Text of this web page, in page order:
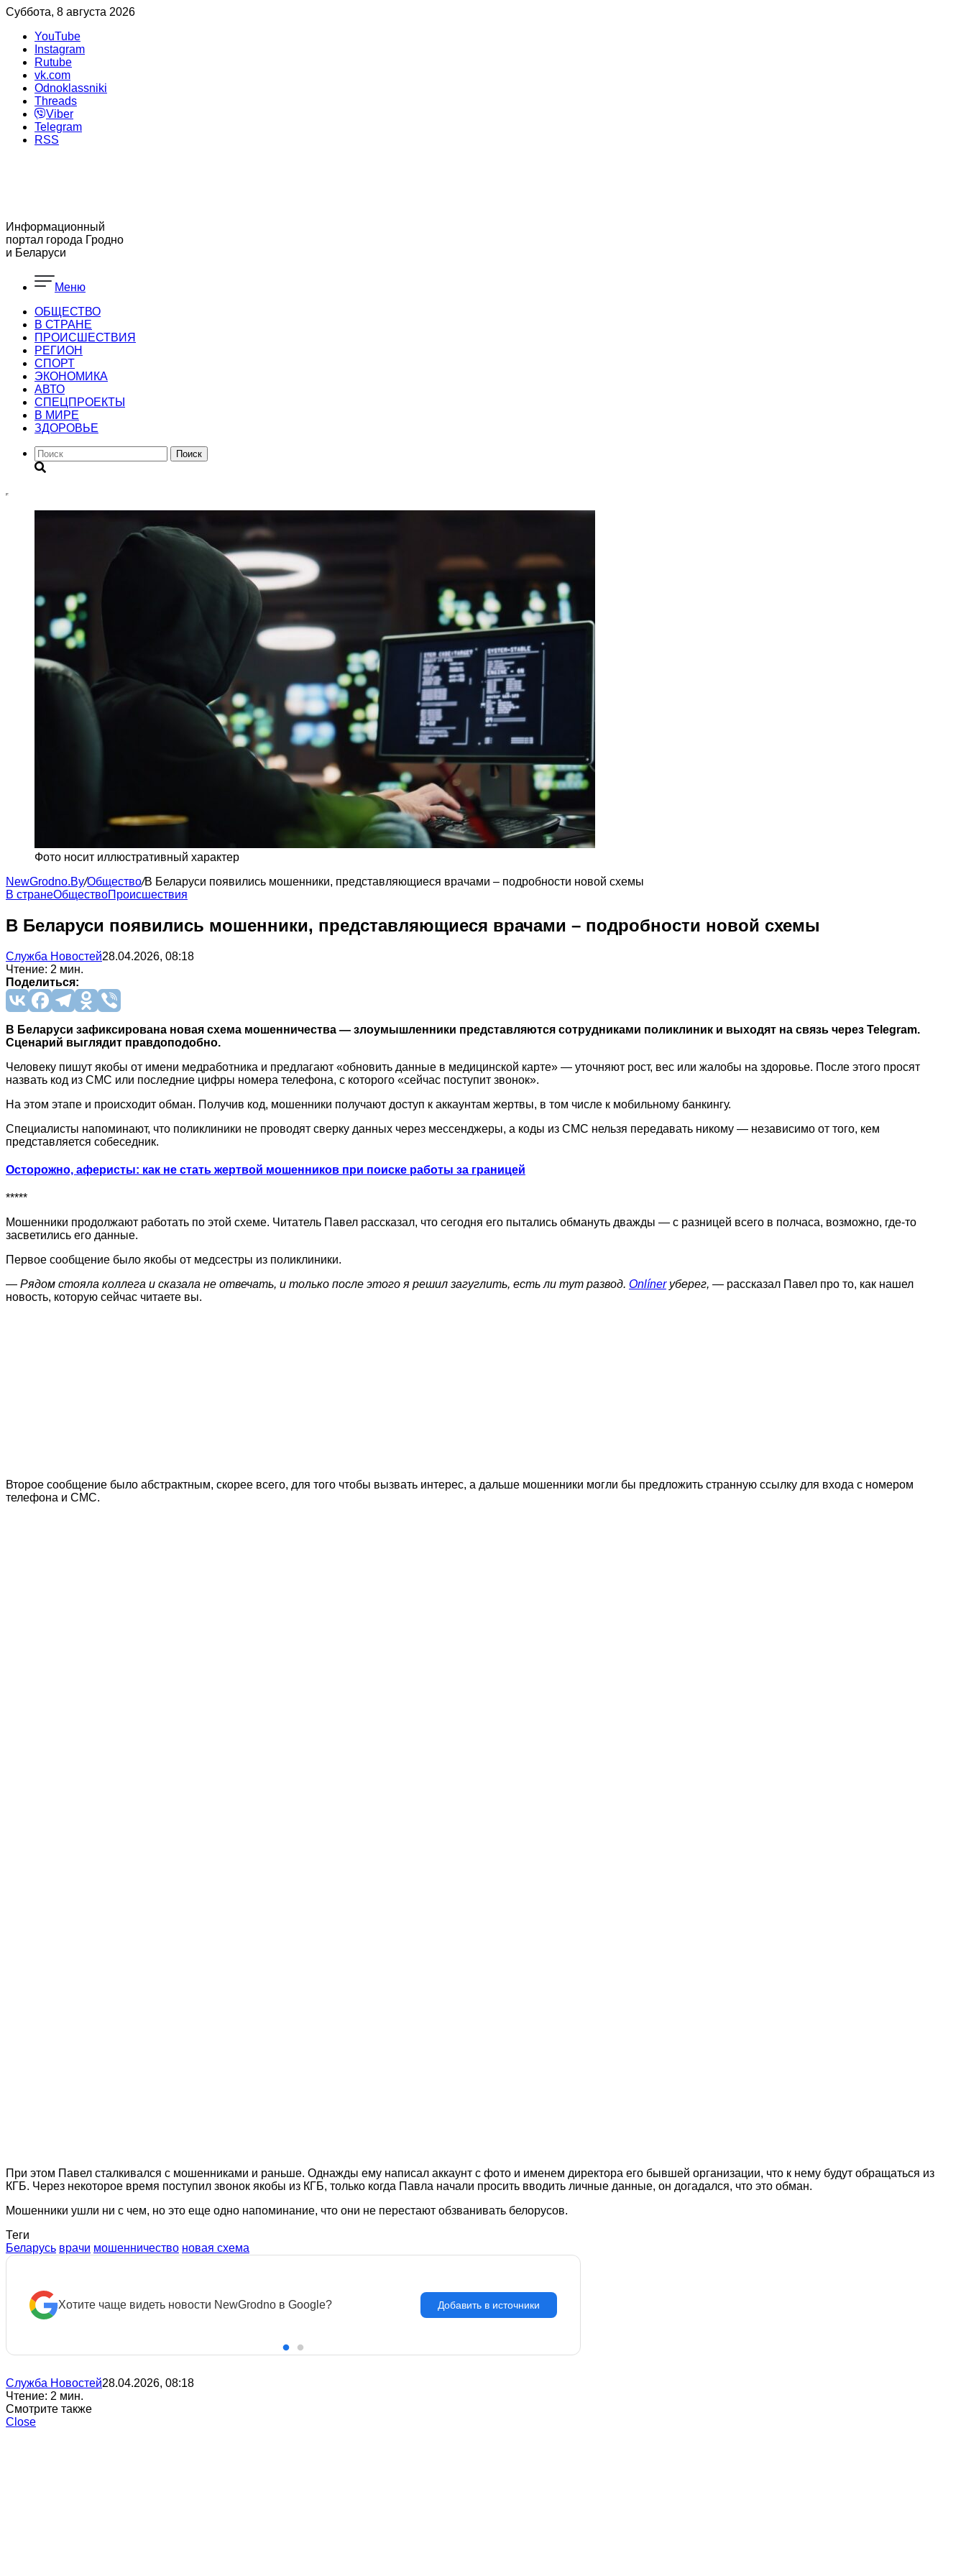
Суббота, 8 августа 2026
YouTube
Instagram
Rutube
vk.com
Odnoklassniki
Threads
Viber
Telegram
RSS
Информационный
портал города Гродно
и Беларуси
Меню
ОБЩЕСТВО
В СТРАНЕ
ПРОИСШЕСТВИЯ
РЕГИОН
CПОРТ
ЭКОНОМИКА
АВТО
СПЕЦПРОЕКТЫ
В МИРЕ
ЗДОРОВЬЕ
Поиск
Фото носит иллюстративный характер
NewGrodno.By/Общество/В Беларуси появились мошенники, представляющиеся врачами – подробности новой схемы
В странеОбществоПроисшествия
В Беларуси появились мошенники, представляющиеся врачами – подробности новой схемы
Служба Новостей28.04.2026, 08:18
Чтение: 2 мин.
Поделиться:
В Беларуси зафиксирована новая схема мошенничества — злоумышленники представляются сотрудниками поликлиник и выходят на связь через Telegram.
Сценарий выглядит правдоподобно.
Человеку пишут якобы от имени медработника и предлагают «обновить данные в медицинской карте» — уточняют рост, вес или жалобы на здоровье. После этого просят
назвать код из СМС или последние цифры номера телефона, с которого «сейчас поступит звонок».
На этом этапе и происходит обман. Получив код, мошенники получают доступ к аккаунтам жертвы, в том числе к мобильному банкингу.
Специалисты напоминают, что поликлиники не проводят сверку данных через мессенджеры, а коды из СМС нельзя передавать никому — независимо от того, кем
представляется собеседник.
Осторожно, аферисты: как не стать жертвой мошенников при поиске работы за границей
*****
Мошенники продолжают работать по этой схеме. Читатель Павел рассказал, что сегодня его пытались обмануть дважды — с разницей всего в полчаса, возможно, где-то
засветились его данные.
Первое сообщение было якобы от медсестры из поликлиники.
— Рядом стояла коллега и сказала не отвечать, и только после этого я решил загуглить, есть ли тут развод. Onlínerуберег, — рассказал Павел про то, как нашел
новость, которую сейчас читаете вы.
Второе сообщение было абстрактным, скорее всего, для того чтобы вызвать интерес, а дальше мошенники могли бы предложить странную ссылку для входа с номером
телефона и СМС.
При этом Павел сталкивался с мошенниками и раньше. Однажды ему написал аккаунт с фото и именем директора его бывшей организации, что к нему будут обращаться из
КГБ. Через некоторое время поступил звонок якобы из КГБ, только когда Павла начали просить вводить личные данные, он догадался, что это обман.
Мошенники ушли ни с чем, но это еще одно напоминание, что они не перестают обзванивать белорусов.
Теги
Беларусь врачи мошенничество новая схема
Хотите чаще видеть новости NewGrodno в Google? Добавить в источники
Служба Новостей28.04.2026, 08:18
Чтение: 2 мин.
Смотрите также
Close